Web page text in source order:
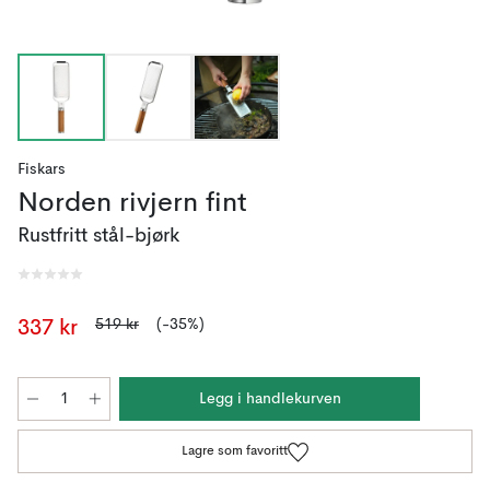
Fiskars
Norden rivjern fint
Rustfritt stål-bjørk
337 kr 519 kr (-35%)
Legg i handlekurven
Lagre som favoritt